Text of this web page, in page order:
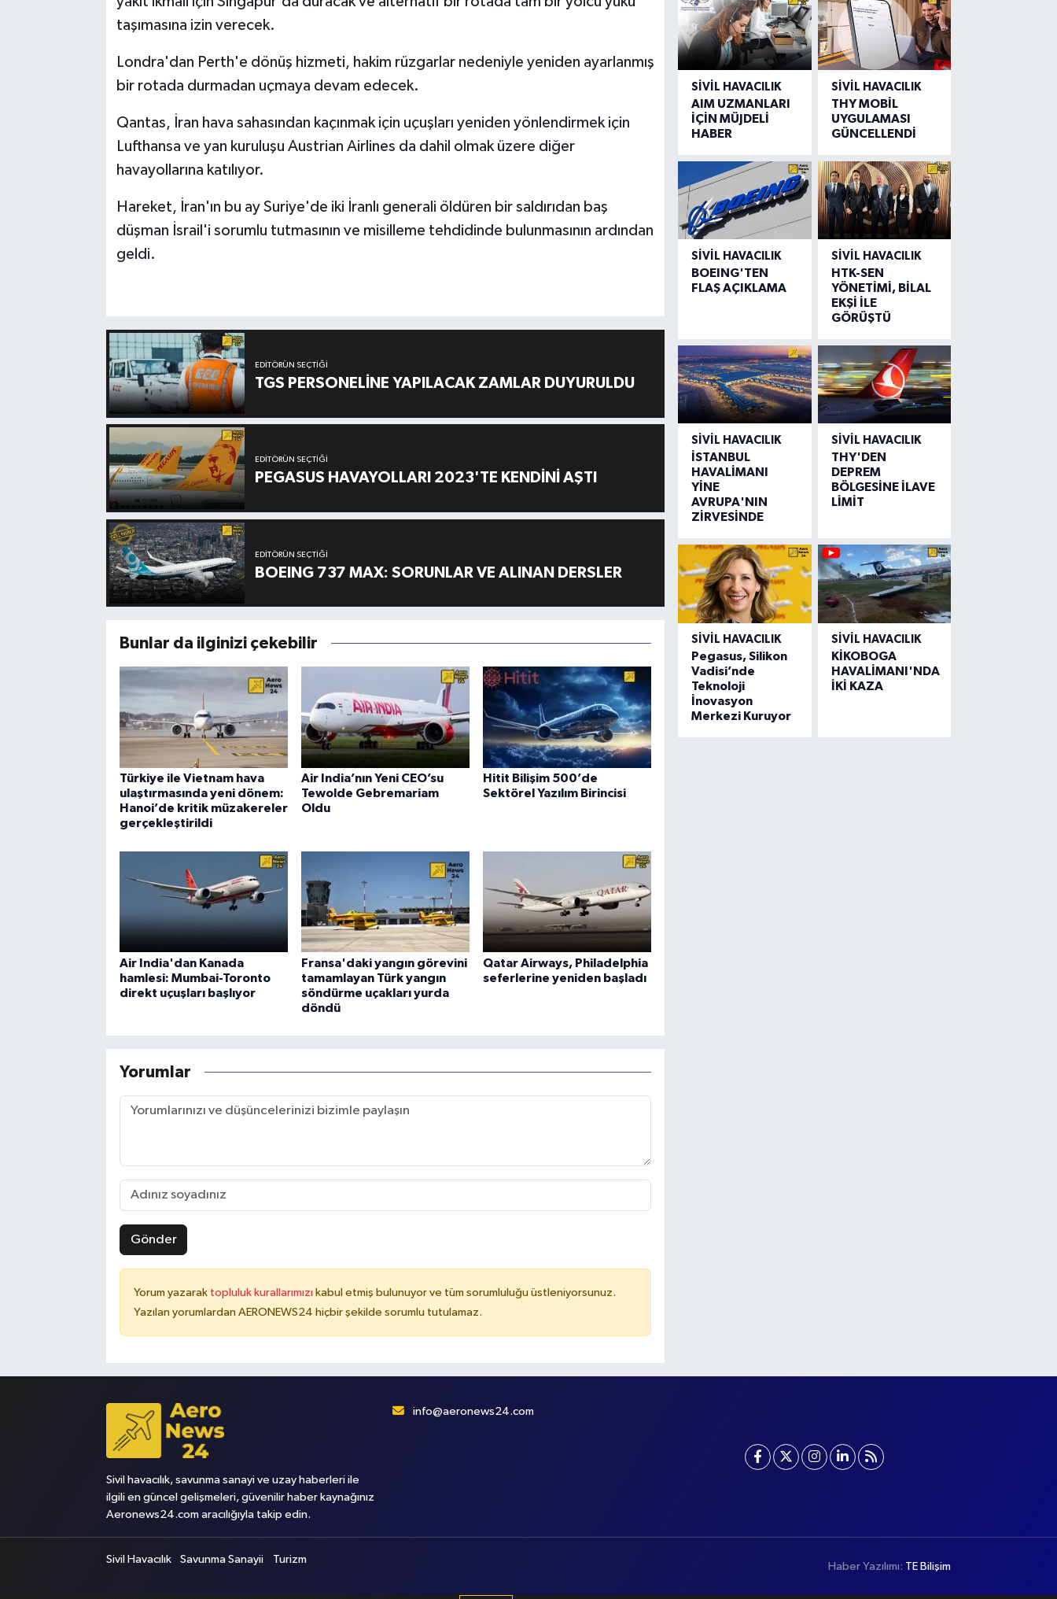
taşımasına izin verecek.
Londra'dan Perth'e dönüş hizmeti, hakim rüzgarlar nedeniyle yeniden ayarlanmış
bir rotada durmadan uçmaya devam edecek.
Qantas, İran hava sahasından kaçınmak için uçuşları yeniden yönlendirmek için
Lufthansa ve yan kuruluşu Austrian Airlines da dahil olmak üzere diğer
havayollarına katılıyor.
Hareket, İran'ın bu ay Suriye'de iki İranlı generali öldüren bir saldırıdan baş
düşman İsrail'i sorumlu tutmasının ve misilleme tehdidinde bulunmasının ardından
geldi.
EDITÖRÜN SEÇTIĞI
TGS PERSONELİNE YAPILACAK ZAMLAR DUYURULDU
EDITÖRÜN SEÇTIĞI
PEGASUS HAVAYOLLARI 2023'TE KENDİNİ AŞTI
EDITÖRÜN SEÇTIĞI
BOEING 737 MAX: SORUNLAR VE ALINAN DERSLER
Bunlar da ilginizi çekebilir
Türkiye ile Vietnam hava
ulaştırmasında yeni dönem:
Hanoi’de kritik müzakereler
gerçekleştirildi
Air India’nın Yeni CEO’su
Tewolde Gebremariam
Oldu
Hitit Bilişim 500’de
Sektörel Yazılım Birincisi
Air India'dan Kanada
hamlesi: Mumbai-Toronto
direkt uçuşları başlıyor
Fransa'daki yangın görevini
tamamlayan Türk yangın
söndürme uçakları yurda
döndü
Qatar Airways, Philadelphia
seferlerine yeniden başladı
Yorumlar
Gönder
Yorum yazarak topluluk kurallarımızı kabul etmiş bulunuyor ve tüm sorumluluğu üstleniyorsunuz.
Yazılan yorumlardan AERONEWS24 hiçbir şekilde sorumlu tutulamaz.
SIVIL HAVACILIK
AIM UZMANLARI
İÇİN MÜJDELİ
HABER
SIVIL HAVACILIK
THY MOBİL
UYGULAMASI
GÜNCELLENDİ
SIVIL HAVACILIK
BOEING'TEN
FLAŞ AÇIKLAMA
SIVIL HAVACILIK
HTK-SEN
YÖNETİMİ, BİLAL
EKŞİ İLE
GÖRÜŞTÜ
SIVIL HAVACILIK
İSTANBUL
HAVALİMANI
YİNE
AVRUPA'NIN
ZİRVESİNDE
SIVIL HAVACILIK
THY'DEN
DEPREM
BÖLGESİNE İLAVE
LİMİT
SIVIL HAVACILIK
Pegasus, Silikon
Vadisi’nde
Teknoloji
İnovasyon
Merkezi Kuruyor
SIVIL HAVACILIK
KİKOBOGA
HAVALİMANI'NDA
İKİ KAZA
Sivil havacılık, savunma sanayi ve uzay haberleri ile
ilgili en güncel gelişmeleri, güvenilir haber kaynağınız
Aeronews24.com aracılığıyla takip edin.
info@aeronews24.com
Sivil Havacılık Savunma Sanayii Turizm
Haber Yazılımı: TE Bilişim